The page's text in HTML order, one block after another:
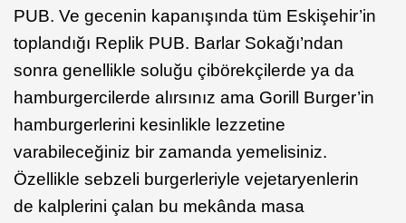
PUB. Ve gecenin kapanışında tüm Eskişehir’in
toplandığı Replik PUB. Barlar Sokağı’ndan
sonra genellikle soluğu çibörekçilerde ya da
hamburgercilerde alırsınız ama Gorill Burger’in
hamburgerlerini kesinlikle lezzetine
varabileceğiniz bir zamanda yemelisiniz.
Özellikle sebzeli burgerleriyle vejetaryenlerin
de kalplerini çalan bu mekânda masa